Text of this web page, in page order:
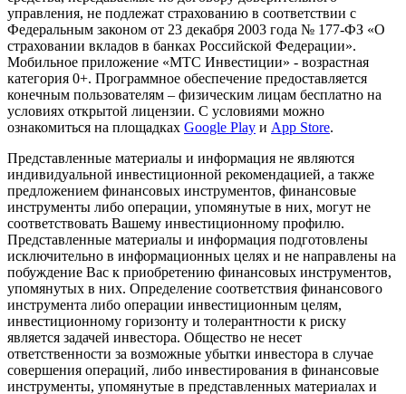
управления, не подлежат страхованию в соответствии с
Федеральным законом от 23 декабря 2003 года № 177-ФЗ «О
страховании вкладов в банках Российской Федерации».
Мобильное приложение «МТС Инвестиции» - возрастная
категория 0+. Программное обеспечение предоставляется
конечным пользователям – физическим лицам бесплатно на
условиях открытой лицензии. С условиями можно
ознакомиться на площадках Google Play и App Store.
Представленные материалы и информация не являются
индивидуальной инвестиционной рекомендацией, а также
предложением финансовых инструментов, финансовые
инструменты либо операции, упомянутые в них, могут не
соответствовать Вашему инвестиционному профилю.
Представленные материалы и информация подготовлены
исключительно в информационных целях и не направлены на
побуждение Вас к приобретению финансовых инструментов,
упомянутых в них. Определение соответствия финансового
инструмента либо операции инвестиционным целям,
инвестиционному горизонту и толерантности к риску
является задачей инвестора. Общество не несет
ответственности за возможные убытки инвестора в случае
совершения операций, либо инвестирования в финансовые
инструменты, упомянутые в представленных материалах и